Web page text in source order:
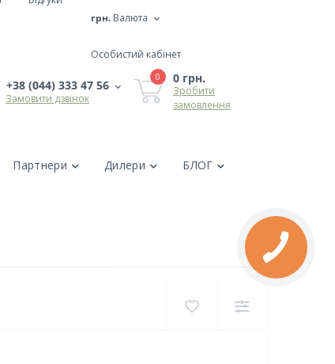
грн. Валюта
Особистий кабінет
+38 (044) 333 47 56
Замовити дзвінок
0 0 грн.
Зробити
замовлення
Партнери Дилери БЛОГ